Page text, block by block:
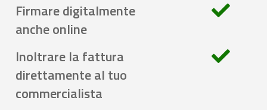
Firmare digitalmente
anche online
Inoltrare la fattura
direttamente al tuo
commercialista